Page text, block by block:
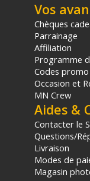
Vos
Chèques
Parrainage
Affiliation
Programme
Codes promo
Occasion et
MN Crew
Aides &
Contacter le
Questions/
Livraison
Modes de
Magasin